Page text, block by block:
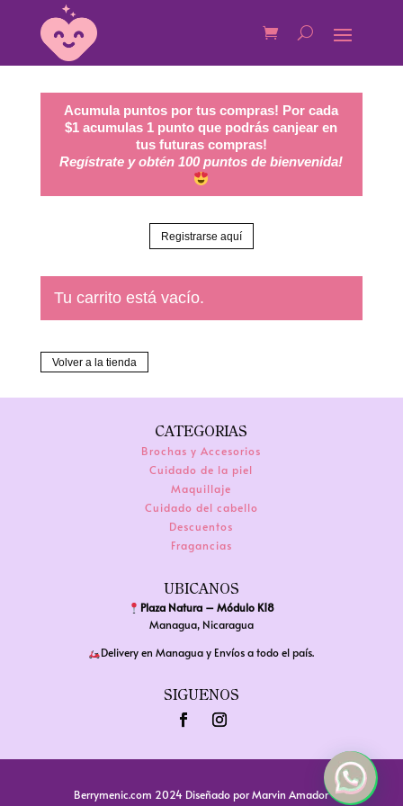
Acumula puntos por tus compras! Por cada
$1 acumulas 1 punto que podrás canjear en
tus futuras compras!
Regístrate y obtén 100 puntos de bienvenida!
Registrarse aquí
Tu carrito está vacío.
Volver a la tienda
CATEGORIAS
Brochas y Accesorios
Cuidado de la piel
Maquillaje
Cuidado del cabello
Descuentos
Fragancias
UBICANOS
Plaza Natura – Módulo K18
Managua, Nicaragua
Delivery en Managua y Envíos a todo el país.
SIGUENOS
Berrymenic.com 2024 Diseñado porMarvin Amador